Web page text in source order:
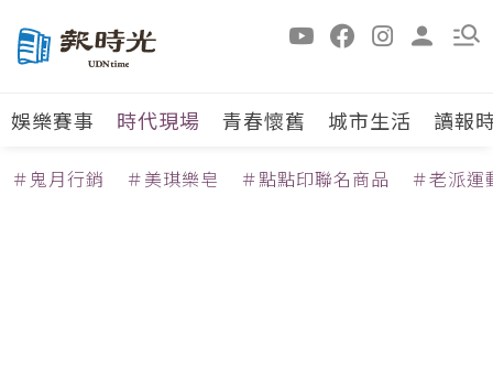
娛樂賽事 時代現場 青春懷舊 城市生活 讀報
＃鬼月行銷 ＃美琪樂皂 ＃點點印聯名商品 ＃老派運